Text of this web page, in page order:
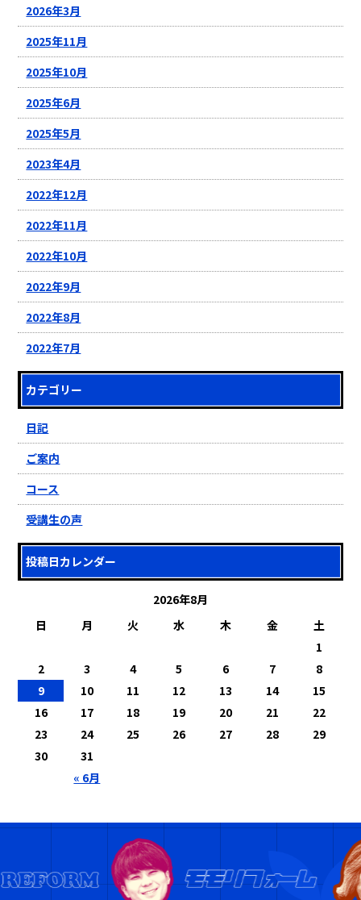
2026年3月
2025年11月
2025年10月
2025年6月
2025年5月
2023年4月
2022年12月
2022年11月
2022年10月
2022年9月
2022年8月
2022年7月
カテゴリー
日記
ご案内
コース
受講生の声
投稿日カレンダー
2026年8月
日
月 火 水 木 金 土
« 6月
1
2
3 4 5 6 7
8
9
10 11 12 13 14
15
16
17 18 19 20 21
22
23
24 25 26 27 28
29
30
31